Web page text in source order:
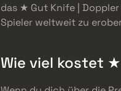
das ★ Gut Knife | Doppler
Spieler weltweit zu
Wie viel kostet